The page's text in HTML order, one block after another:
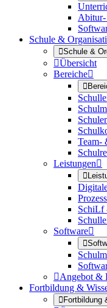
Abitur-
Schule &
Schule &
Übersicht
Bereiche

Team-
Leistungen

SchiLf
Software

Angebot &
Fortbildung &
Fortbildung